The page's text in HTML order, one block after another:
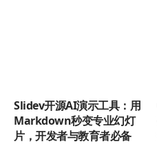
Slidev开源AI演示工具：用
Markdown秒变专业幻灯
片，开发者与教育者必备